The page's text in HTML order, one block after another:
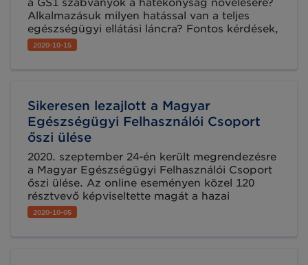
a GS1 szabványok a hatékonyság növelésére?
Alkalmazásuk milyen hatással van a teljes
egészségügyi ellátási láncra? Fontos kérdések,
melyekre cikkünk választ kínál.
2020-10-15
Sikeresen lezajlott a Magyar
Egészségügyi Felhasználói Csoport
őszi ülése
2020. szeptember 24-én került megrendezésre
a Magyar Egészségügyi Felhasználói Csoport
őszi ülése. Az online eseményen közel 120
résztvevő képviseltette magát a hazai
egészségügyi szektorból, beleértve a hatósági,
ipari és egészségügyi intézményi szereplőket.
2020-10-05